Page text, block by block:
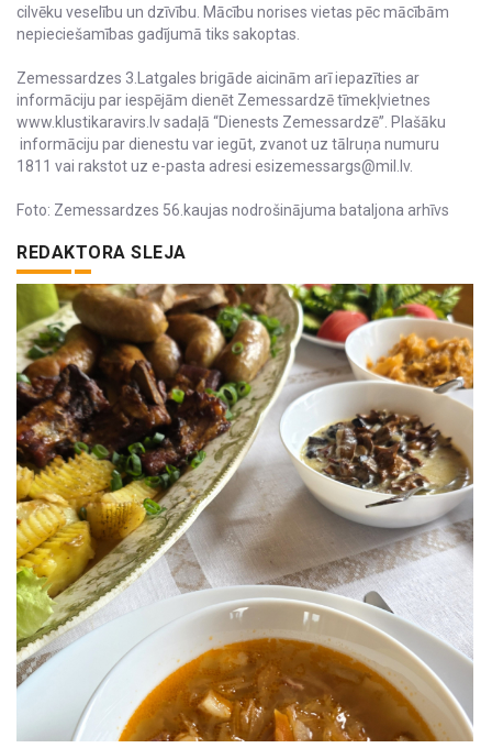
cilvēku veselību un dzīvību. Mācību norises vietas pēc mācībām
nepieciešamības gadījumā tiks sakoptas.
Zemessardzes 3.Latgales brigāde aicinām arī iepazīties ar
informāciju par iespējām dienēt Zemessardzē tīmekļvietnes
www.klustikaravirs.lv sadaļā “Dienests Zemessardzē”. Plašāku
informāciju par dienestu var iegūt, zvanot uz tālruņa numuru
1811 vai rakstot uz e-pasta adresi esizemessargs@mil.lv.
Foto: Zemessardzes 56.kaujas nodrošinājuma bataljona arhīvs
REDAKTORA SLEJA